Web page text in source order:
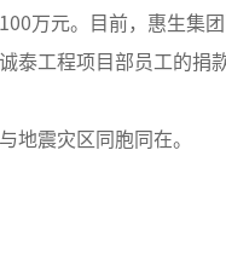
万元。目前，惠生集
工程项目部员工的捐
震灾区同胞同在。